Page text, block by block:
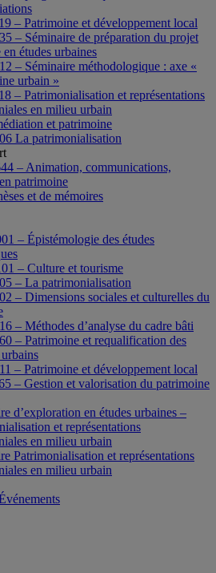
– Patrimoine et développement local
– Séminaire de préparation du projet
en études urbaines
– Séminaire méthodologique : axe «
urbain »
– Patrimonialisation et représentations
en milieu urbain
et patrimoine
La patrimonialisation
– Animation, communications,
patrimoine
et de mémoires
– Épistémologie des études
– Culture et tourisme
– La patrimonialisation
– Dimensions sociales et culturelles du
– Méthodes d’analyse du cadre bâti
– Patrimoine et requalification des
urbains
– Patrimoine et développement local
– Gestion et valorisation du patrimoine
d’exploration en études urbaines –
et représentations
en milieu urbain
Patrimonialisation et représentations
en milieu urbain